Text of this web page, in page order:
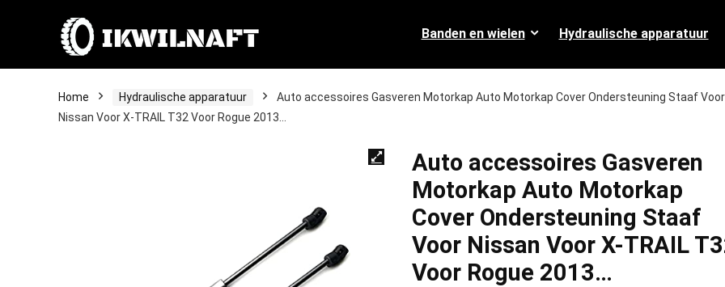
Banden en wielen Hydraulische apparatuur
Home Hydraulische apparatuur
Auto accessoires Gasveren Motorkap Auto Motorkap Cover Ondersteuning Staaf Voor
Nissan Voor X-TRAIL T32 Voor Rogue 2013…
Auto accessoires Gasveren
Motorkap Auto Motorkap
Cover Ondersteuning Staaf
Voor Nissan Voor X-TRAIL
Voor Rogue 2013…